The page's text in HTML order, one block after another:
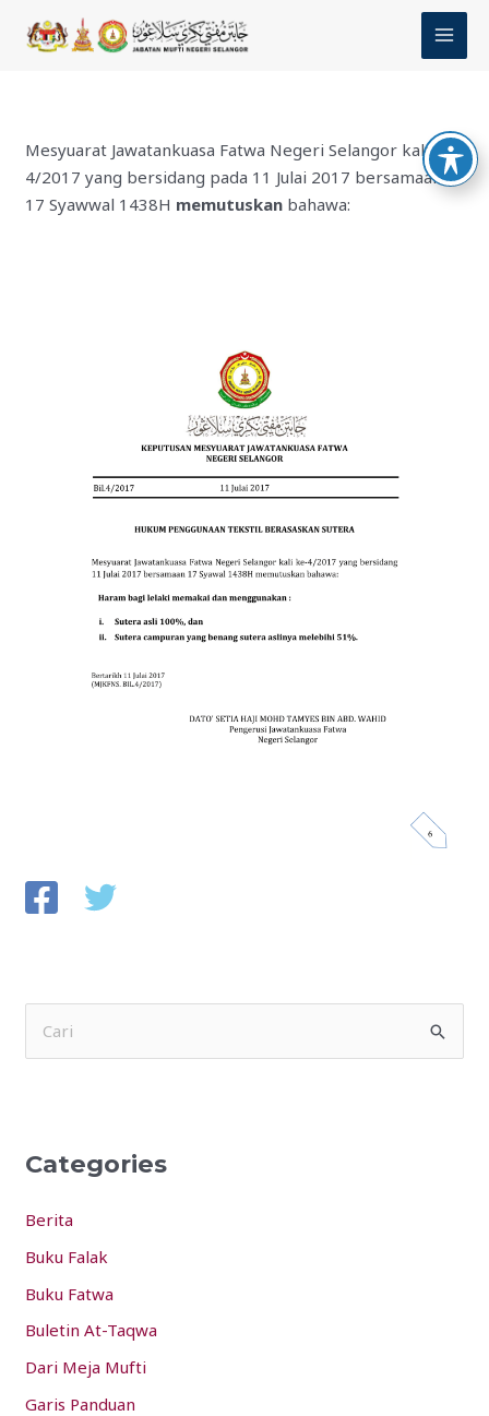
Mesyuarat Jawatankuasa Fatwa Negeri Selangor kali ke-
4/2017 yang bersidang pada 11 Julai 2017 bersamaan
17 Syawwal 1438H memutuskan bahawa:
c
f
o
r
:
Categories
Berita
Buku Falak
Buku Fatwa
Buletin At-Taqwa
Dari Meja Mufti
Garis Panduan